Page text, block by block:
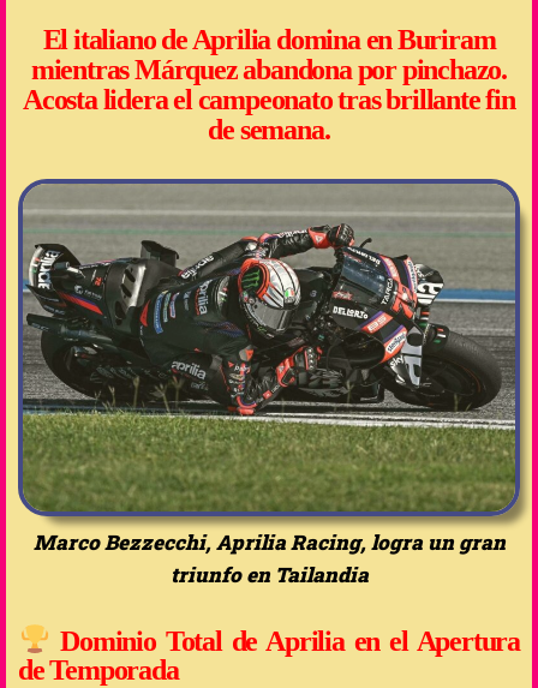
El italiano de Aprilia domina en Buriram
mientras Márquez abandona por pinchazo.
Acosta lidera el campeonato tras brillante fin
de semana.
Marco Bezzecchi, Aprilia Racing, logra un gran
triunfo en Tailandia
Dominio Total de Aprilia en el Apertura
de Temporada